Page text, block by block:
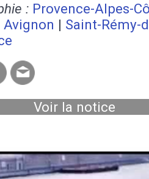
: Provence-Alpes-
Avignon | Saint-Rémy-
Voir la notice